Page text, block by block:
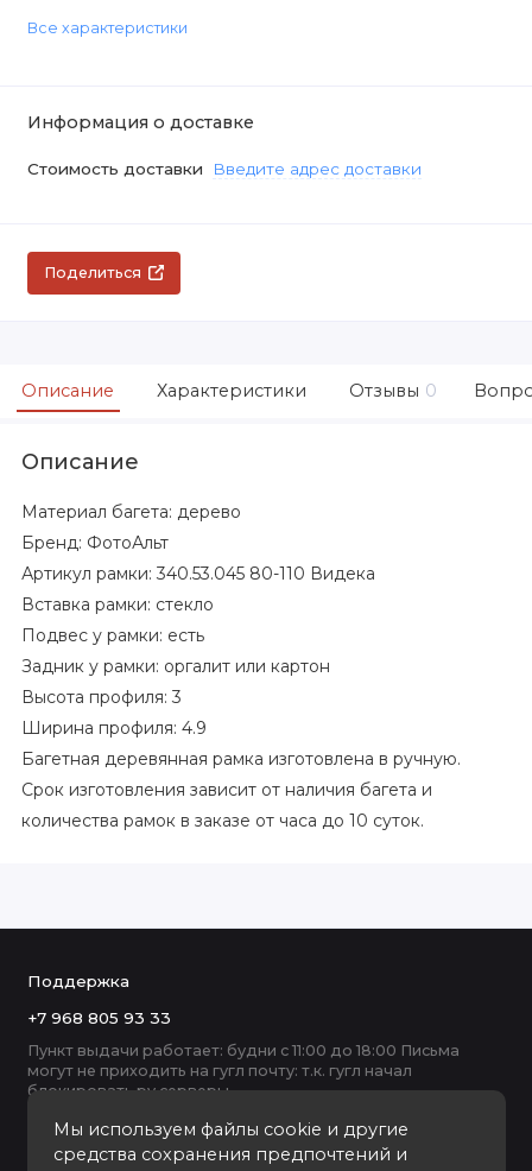
Все характеристики
Информация о доставке
Стоимость доставки Введите адрес доставки
Поделиться
Описание Характеристики Отзывы 0
Описание
Материал багета: дерево
Бренд: ФотоАльт
Артикул рамки: 340.53.045 80-110 Видека
Вставка рамки: стекло
Подвес у рамки: есть
Задник у рамки: оргалит или картон
Высота профиля: 3
Ширина профиля: 4.9
Багетная деревянная рамка изготовлена в ручную.
Срок изготовления зависит от наличия багета и
количества рамок в заказе от часа до 10 суток.
Мы используем файлы cookie и другие
средства сохранения предпочтений и
Поддержка
+7 968 805 93 33
Пункт выдачи работает: будни с 11:00 до 18:00 Письма
могут не приходить на гугл почту: т.к. гугл начал
блокировать ру серверы